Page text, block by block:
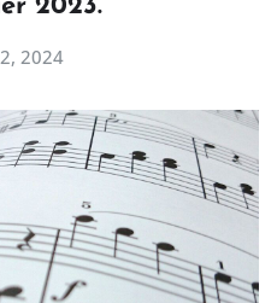
2023.
2024